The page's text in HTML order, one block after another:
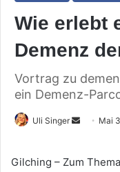
Wie erlebt
Demenz
Vortrag zu
ein Demenz-
Uli Singer
SendeMai
Gilching – Zum